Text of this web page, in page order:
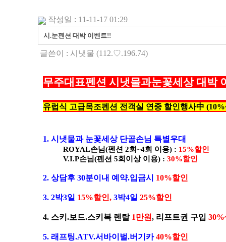
작성일 : 11-11-17 01:29
시.눈펜션 대박 이벤트!!
글쓴이 : 시냇물 (112.♡.196.74)
무주대표펜션 시냇물과눈꽃세상 대박
유럽식 고급목조펜션 전객실 연중 할인행사中
1. 시냇물과 눈꽃세상 단골손님 특별우대
ROYAL손님(펜션 2회~4회 이용) : 15%할인
V.I.P손님(펜션 5회이상 이용) : 30%할인
2. 상담후 30분이내 예약.입금시 10%할인
3. 2박3일 15%할인, 3박4일 25%할인
4. 스키.보드.스키복 렌탈 1만원, 리프트권 구입
5. 래프팅.ATV.서바이벌.버기카40%할인